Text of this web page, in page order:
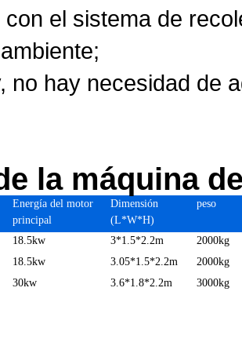
el sistema de
no hay necesidad de
la máquina
Energía del motor
principal
Dimensión
(L*W*H)
peso
18.5kw 3*1.5*2.2m
2000kg
18.5kw 3.05*1.5*2.2m
2000kg
30kw 3.6*1.8*2.2m 3000kg